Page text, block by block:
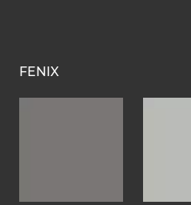
FENIX